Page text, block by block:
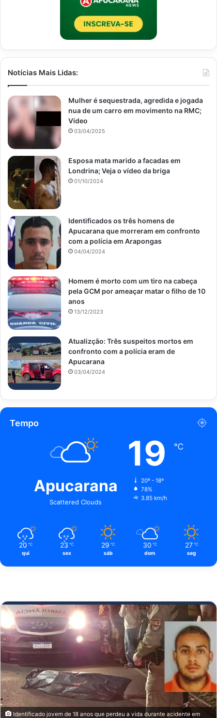
Identificado jovem de 18 anos que perdeu a vida durante acidente em
Notícias Mais Lidas:
Mulher é sequestrada, agredida e jogada
nua de um carro em movimento na RMC;
Vídeo
03/04/2025
Esposa mata marido a facadas em
Londrina; Veja o vídeo da briga
01/10/2024
Identificados os três homens de
Apucarana que morreram em confronto
com a polícia em Arapongas
04/04/2024
Homem é morto com um tiro na cabeça
pela GCM por ameaçar matar o filho de 10
anos
13/12/2023
Atualizção: Três suspeitos mortos em
confronto com a polícia eram de
Apucarana
03/04/2024
Tempo
Apucarana
Scattered Clouds
19 ℃
20º - 18º
78%
3.85 km/h
20 ℃
qui
23 ℃
sex
29 ℃
sáb
30 ℃
dom
27 ℃
seg